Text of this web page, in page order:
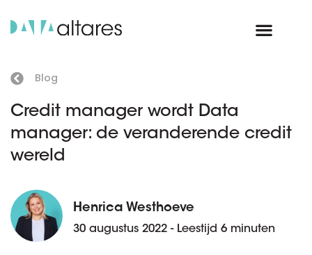
Blog
Credit manager wordt Data
manager: de veranderende credit
wereld
Henrica Westhoeve
30 augustus 2022 - Leestijd 6 minuten